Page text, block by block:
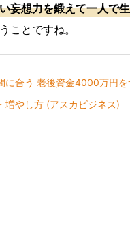
妄想力を鍛えて一人で
ことですね。
に合う 老後資金4000万円
増やし方 (アスカビジネス)